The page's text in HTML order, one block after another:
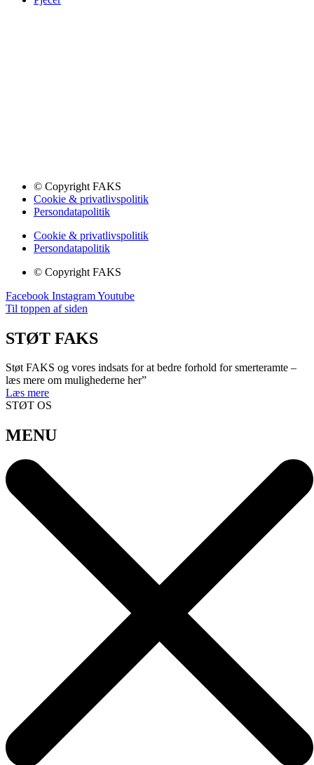
© Copyright FAKS
Cookie & privatlivspolitik
Persondatapolitik
Cookie & privatlivspolitik
Persondatapolitik
© Copyright FAKS
Facebook InstagramYoutube
Til toppen af siden
STØT FAKS
Støt FAKS og vores indsats for at bedre forhold for smerteramte –
læs mere om mulighederne her”
Læs mere
STØT OS
MENU